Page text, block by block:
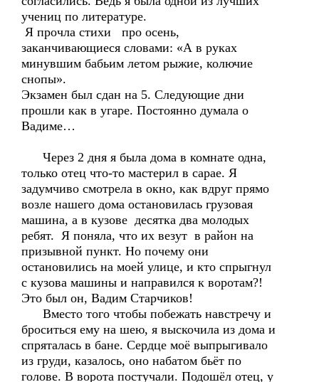
учениц по литературе.
Я прочла стихи про осень,
заканчивающиеся словами: «А в руках
минувшим бабьим летом рыжие, колючие
снопы».
Экзамен был сдан на 5. Следующие дни
прошли как в угаре. Постоянно думала о
Вадиме…
Через 2 дня я была дома в комнате одна,
только отец что-то мастерил в сарае. Я
задумчиво смотрела в окно, как вдруг прямо
возле нашего дома остановилась грузовая
машина, а в кузове десятка два молодых
ребят. Я поняла, что их везут в район на
призывной пункт. Но почему они
остановились на моей улице, и кто спрыгнул
с кузова машины и направился к воротам?!
Это был он, Вадим Старчиков!
Вместо того чтобы побежать навстречу и
броситься ему на шею, я выскочила из дома и
спряталась в бане. Сердце моё выпрыгивало
из груди, казалось, оно набатом бьёт по
голове. В ворота постучали. Подошёл отец, у